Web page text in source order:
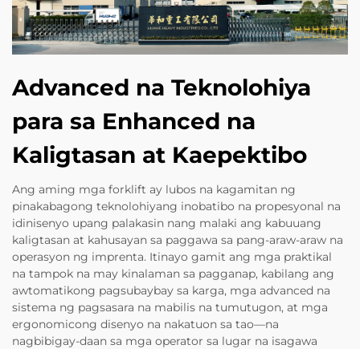
Advanced na Teknolohiya
para sa Enhanced na
Kaligtasan at Kaepektibo
Ang aming mga forklift ay lubos na kagamitan ng
pinakabagong teknolohiyang inobatibo na propesyonal na
idinisenyo upang palakasin nang malaki ang kabuuang
kaligtasan at kahusayan sa paggawa sa pang-araw-araw na
operasyon ng imprenta. Itinayo gamit ang mga praktikal
na tampok na may kinalaman sa pagganap, kabilang ang
awtomatikong pagsubaybay sa karga, mga advanced na
sistema ng pagsasara na mabilis na tumutugon, at mga
ergonomicong disenyo na nakatuon sa tao—na
nagbibigay-daan sa mga operator sa lugar na isagawa